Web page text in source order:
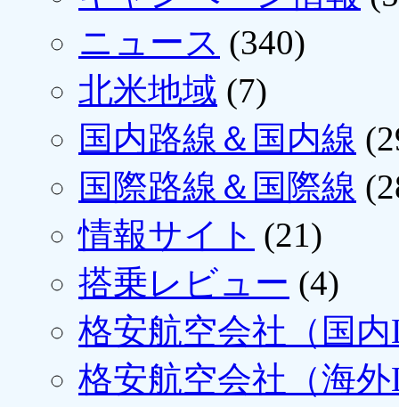
ニュース (340)
北米地域 (7)
国内路線＆国内線
国際路線＆国際線
情報サイト (21)
搭乗レビュー (4)
格安航空会社（国
格安航空会社（海